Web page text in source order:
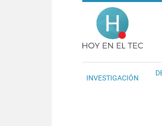
Pasar al contenido principal
INVESTIGACIÓN